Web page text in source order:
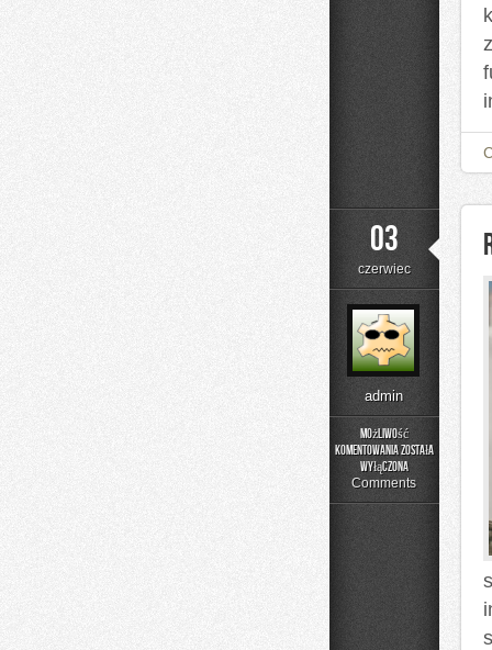
03
czerwiec
admin
Możliwość
komentowania
Rehabilitacja
Fizjoterapia
została
wyłączona
Comments